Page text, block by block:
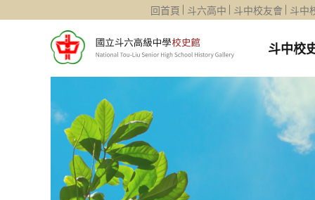
回首頁 斗六高中 斗中校友會 斗中
斗中校